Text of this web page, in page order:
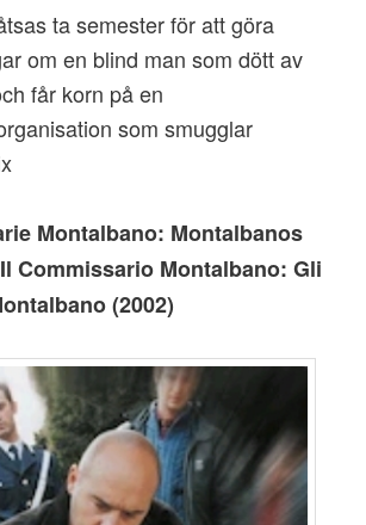
ta semester för att göra
om en blind man som dött av
får korn på en
som smugglar
Montalbano: Montalbanos
Commissario Montalbano: Gli
(2002)